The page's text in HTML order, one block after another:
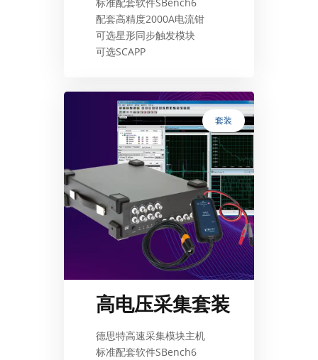
配套高精度2000A电流钳
可选星形同步触发模块
可选SCAPP
套装
高电压采集套装
德思特高速采集模块主机
标准配套软件SBench6